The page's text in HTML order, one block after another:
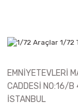
EMNİYETEVLERİ
CADDESİ NO:16/B
İSTANBUL